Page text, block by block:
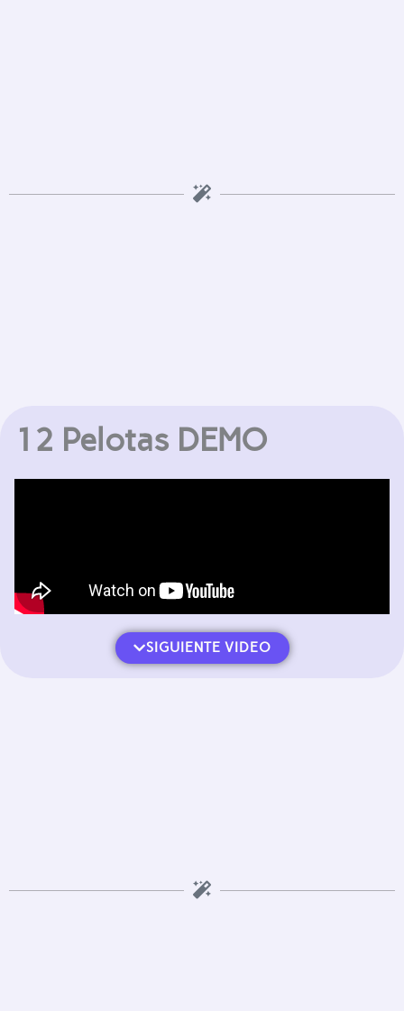
12 Pelotas DEMO
SIGUIENTE VIDEO